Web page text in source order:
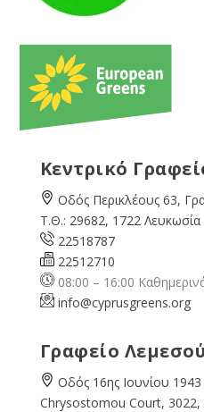
Κεντρικό
Οδός Περικλέους 63,
Τ.Θ.: 29682, 1722 Λευκωσία
22518787
22512710
08:00 – 16:00
info@cyprusgreens.org
Γραφείο Λεμεσού
Οδός 16ης Ιουνίου
Chrysostomou Court, 3022,